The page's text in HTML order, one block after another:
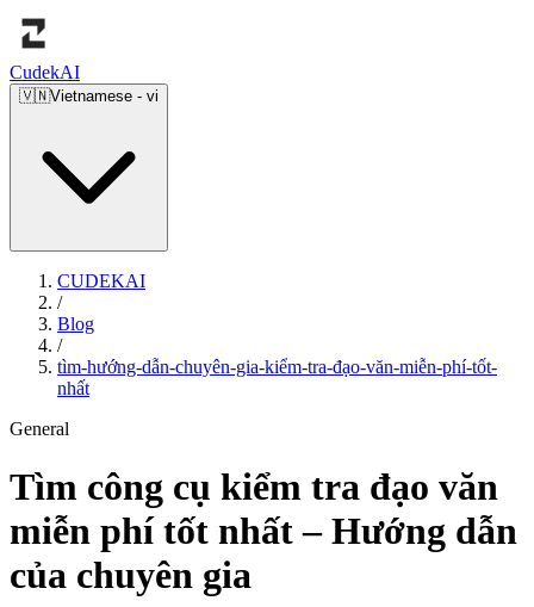
CudekAI
🇻🇳Vietnamese - vi
CUDEKAI
/
Blog
/
tìm-hướng-dẫn-chuyên-gia-kiểm-tra-đạo-văn-miễn-phí-tốt-
nhất
General
Tìm công cụ kiểm tra đạo văn
miễn phí tốt nhất – Hướng dẫn
của chuyên gia